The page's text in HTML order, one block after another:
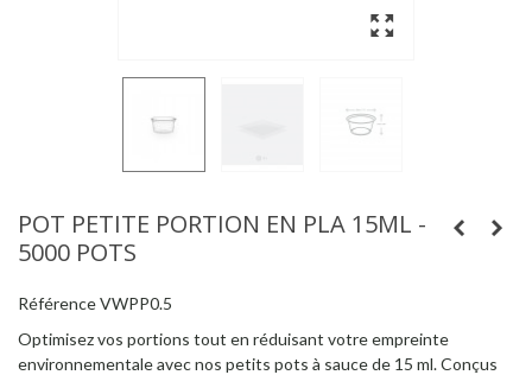
POT PETITE PORTION EN PLA 15ML -
5000 POTS
RéférenceVWPP0.5
Optimisez vos portions tout en réduisant votre empreinte
environnementale avec nos petits pots à sauce de 15 ml. Conçus